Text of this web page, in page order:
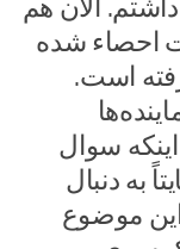
الان هم
احصاء شده
است.
سوال
به دنبال
موضوع